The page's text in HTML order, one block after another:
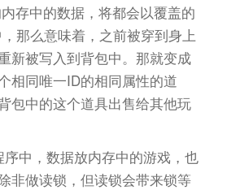
存中的数据，将都会以覆盖的
那么意味着，之前被穿到身上
新被写入到背包中。那就变成
相同唯一ID的相同属性的道
包中的这个道具出售给其他玩
中，数据放内存中的游戏，也
非做读锁，但读锁会带来锁等